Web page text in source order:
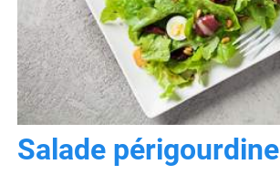
Salade périgourdine